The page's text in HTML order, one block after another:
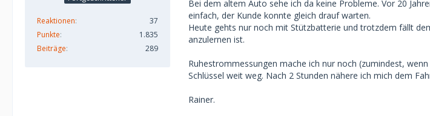
Reaktionen
37
Punkte
1.835
Beiträge
289
Bei dem altem Auto sehe ich da keine Probleme. Vor 20
einfach, der Kunde konnte gleich drauf warten.
Heute gehts nur noch mit Stützbatterie und trotzdem fällt
anzulernen ist.
Ruhestrommessungen mache ich nur noch (zumindest,
Schlüssel weit weg. Nach 2 Stunden nähere ich mich dem
Rainer.